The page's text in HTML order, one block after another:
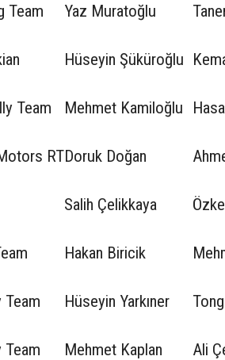
Team Yaz Muratoğlu
Hüseyin Şüküroğlu
Team Mehmet Kamiloğlu
RTDoruk Doğan
Salih Çelikkaya
Hakan Biricik
Team Hüseyin Yarkıner
Team Mehmet Kaplan Ali